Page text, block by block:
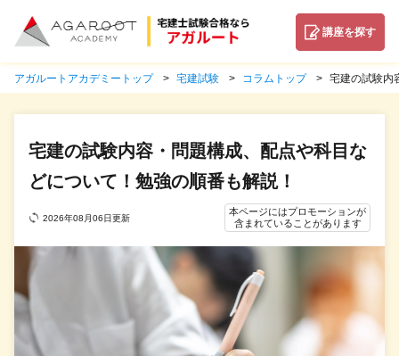
講座を探す
アガルートアカデミートップ 宅建試験 コラムトップ 宅建の試験内
宅建の試験内容・問題構成、配点や科目な
どについて！勉強の順番も解説！
2026年08月06日更新
本ページにはプロモーションが
含まれていることがあります